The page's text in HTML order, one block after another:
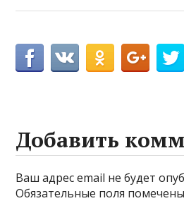
Добавить
Ваш адрес email не будет
Обязательные поля